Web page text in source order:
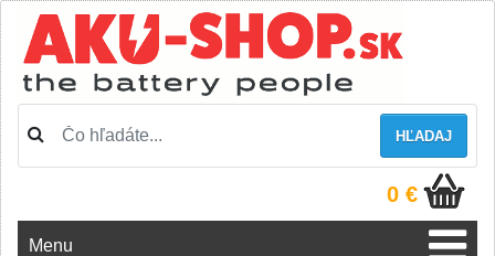
HĽADAJ
0 €
Menu